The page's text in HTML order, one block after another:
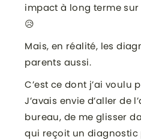
impact à long terme
😥
Mais, en réalité, les
parents aussi.
C’est ce dont j’ai voulu
J’avais envie d’aller de
bureau, de me glisser
qui reçoit un diagnostic